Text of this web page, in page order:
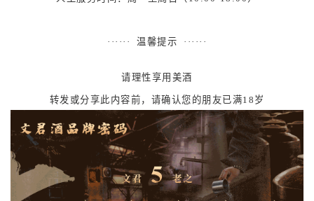
······ 温馨提示 ······
请理性享用美酒
转发或分享此内容前，请确认您的朋友已满18岁